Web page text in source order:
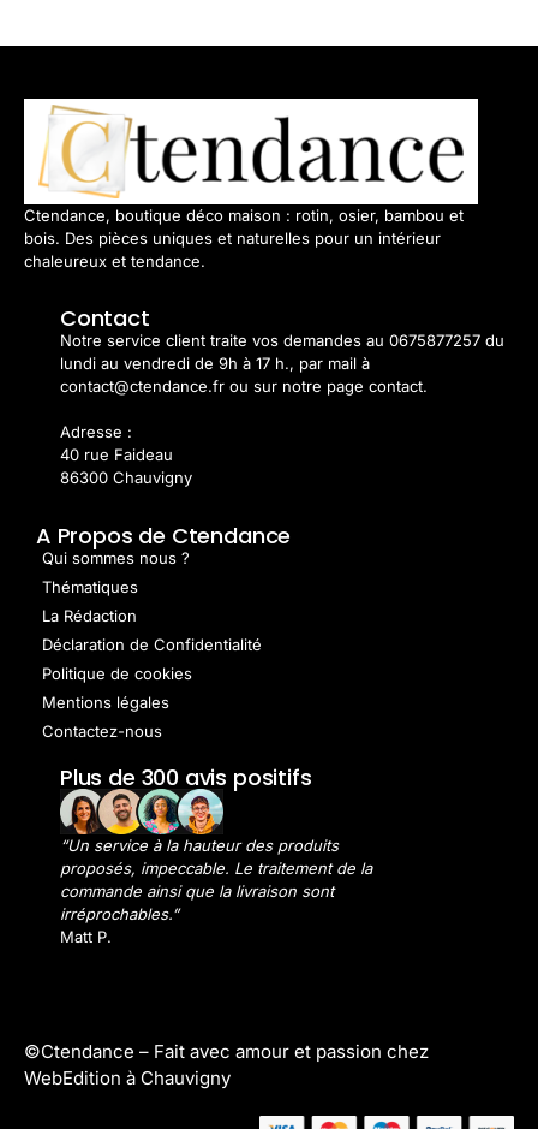
Ctendance, boutique déco maison : rotin, osier, bambou et
bois. Des pièces uniques et naturelles pour un intérieur
chaleureux et tendance.
Contact
Notre service client traite vos demandes au 0675877257 du
lundi au vendredi de 9h à 17 h., par mail à
contact@ctendance.fr ou sur notre page contact.
Adresse :
40 rue Faideau
86300 Chauvigny
A Propos de Ctendance
Qui sommes nous ?
Thématiques
La Rédaction
Déclaration de Confidentialité
Politique de cookies
Mentions légales
Contactez-nous
Plus de 300 avis positifs
“Un service à la hauteur des produits
proposés, impeccable. Le traitement de la
commande ainsi que la livraison sont
irréprochables.”
Matt P.
©Ctendance – Fait avec amour et passion chez
WebEdition à Chauvigny